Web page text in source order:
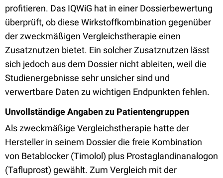
profitieren. Das IQWiG hat in einer Dossierbewertung
überprüft, ob diese Wirkstoffkombination gegenüber
der zweckmäßigen Vergleichstherapie einen
Zusatznutzen bietet. Ein solcher Zusatznutzen lässt
sich jedoch aus dem Dossier nicht ableiten, weil die
Studienergebnisse sehr unsicher sind und
verwertbare Daten zu wichtigen Endpunkten fehlen.
Unvollständige Angaben zu Patientengruppen
Als zweckmäßige Vergleichstherapie hatte der
Hersteller in seinem Dossier die freie Kombination
von Betablocker (Timolol) plus Prostaglandinanalogon
(Tafluprost) gewählt. Zum Vergleich mit der